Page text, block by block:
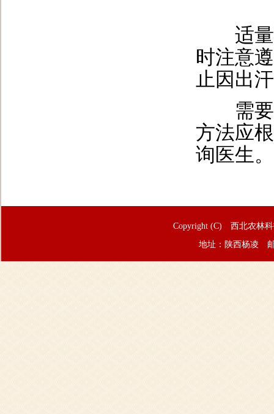
适量
时注意
止因出
需要
方法应
询医生。
Copyright (C) 西北农林
地址：陕西杨凌